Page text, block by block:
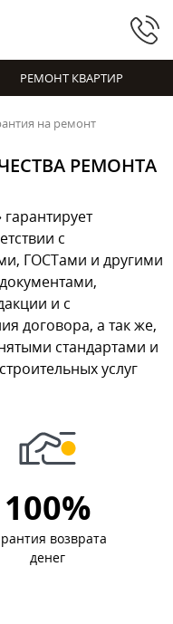
РЕМОНТ КВАРТИР
на ремонт
РЕМОНТА
с
ГОСТами и другими
и с
договора, а так же,
стандартами и
услуг
100%
возврата
денег